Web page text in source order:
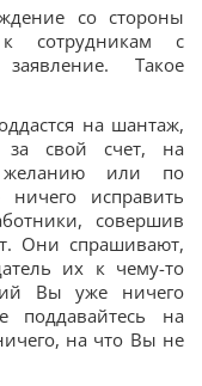
со стороны
сотрудникам с
Такое
на шантаж,
за свой счет, на
желанию или по
исправить
совершив
Они спрашивают,
их к чему-то
Вы уже ничего
поддавайтесь на
на что Вы не